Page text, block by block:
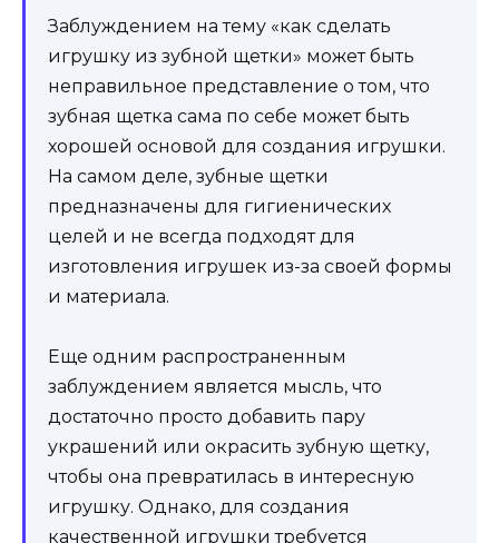
Заблуждением на тему «как сделать
игрушку из зубной щетки» может быть
неправильное представление о том, что
зубная щетка сама по себе может быть
хорошей основой для создания игрушки.
На самом деле, зубные щетки
предназначены для гигиенических
целей и не всегда подходят для
изготовления игрушек из-за своей формы
и материала.
Еще одним распространенным
заблуждением является мысль, что
достаточно просто добавить пару
украшений или окрасить зубную щетку,
чтобы она превратилась в интересную
игрушку. Однако, для создания
качественной игрушки требуется